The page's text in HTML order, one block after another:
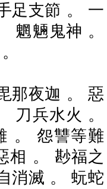
足支節 。 一
魍魎鬼神 。
那夜迦 。 惡
刀兵水火 。
。 怨讐等難
相 。 尠福之
消滅 。 蚖蛇